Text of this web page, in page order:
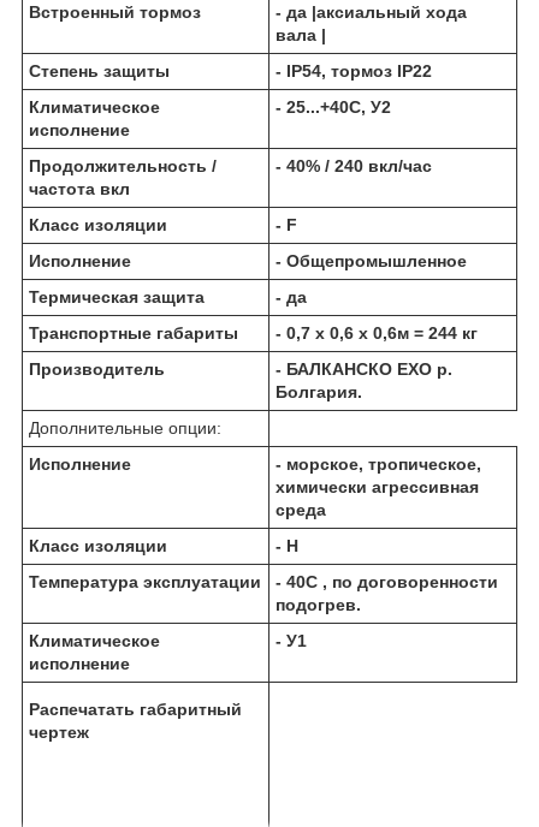
Встроенный тормоз
- да |аксиальный хода
вала |
Степень защиты
- IP54, тормоз IP22
Климатическое
исполнение
- 25...+40С, У2
Продолжительность /
частота вкл
- 40% / 240 вкл/час
Класс изоляции
- F
Исполнение
- Общепромышленное
Термическая защита
- да
Транспортные габариты
- 0,7 х 0,6 х 0,6м = 244 кг
Производитель
- БАЛКАНCКО ЕХО р.
Болгария.
Дополнительные опции:
Исполнение
- морское, тропическое,
химически агрессивная
среда
Класс изоляции
- Н
Температура эксплуатации
- 40С , по договоренности
подогрев.
Климатическое
исполнение
- У1
Распечатать габаритный
чертеж